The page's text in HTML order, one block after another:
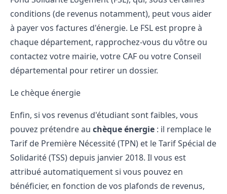
conditions (de revenus notamment), peut vous aider
à payer vos factures d'énergie. Le FSL est propre à
chaque département, rapprochez-vous du vôtre ou
contactez votre mairie, votre CAF ou votre Conseil
départemental pour retirer un dossier.
Le chèque énergie
Enfin, si vos revenus d'étudiant sont faibles, vous
pouvez prétendre au chèque énergie : il remplace le
Tarif de Première Nécessité (TPN) et le Tarif Spécial de
Solidarité (TSS) depuis janvier 2018. Il vous est
attribué automatiquement si vous pouvez en
bénéficier, en fonction de vos plafonds de revenus,